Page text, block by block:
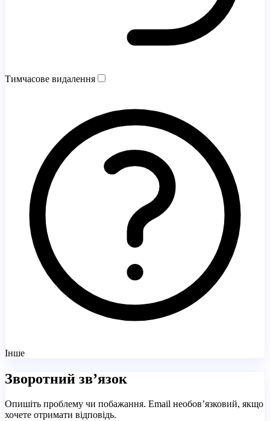
Тимчасове видалення
Інше
Зворотний зв’язок
Опишіть проблему чи побажання. Email необов’язковий, якщо
хочете отримати відповідь.